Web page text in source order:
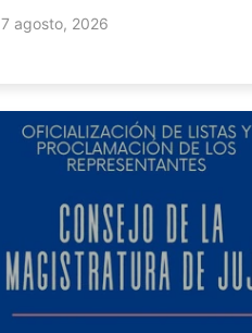
7 agosto, 2026